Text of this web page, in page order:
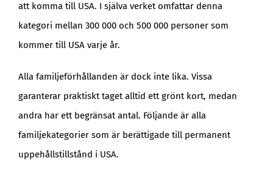
att komma till USA. I själva verket omfattar denna
kategori mellan 300 000 och 500 000 personer som
kommer till USA varje år.
Alla familjeförhållanden är dock inte lika. Vissa
garanterar praktiskt taget alltid ett grönt kort, medan
andra har ett begränsat antal. Följande är alla
familjekategorier som är berättigade till permanent
uppehållstillstånd i USA.